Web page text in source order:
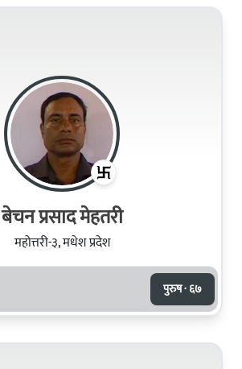
बेचन प्रसाद मेहतरी
महोत्तरी-३, मधेश प्रदेश
पुरुष · ६७